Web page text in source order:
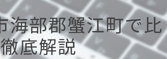
求人
転職
正社員
海部郡蟹江町で比
底解説